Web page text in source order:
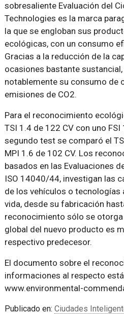
sobresaliente Evaluación del
Technologies es la marca
la que se engloban sus
ecológicas, con un consumo
Gracias a la reducción de la
ocasiones bastante
notablemente su consumo de
emisiones de CO2.
Para el reconocimiento
TSI 1.4 de 122 CV con uno FSI
segundo test se comparó el
MPI 1.6 de 102 CV. Los
basados en las Evaluaciones
ISO 14040/44, investigan las
de los vehículos o tecnologías
vida, desde su fabricación
reconocimiento sólo se
global del nuevo producto es
respectivo predecesor.
El documento sobre el
informaciones al respecto
www.environmental-
Publicado en: Ciudades